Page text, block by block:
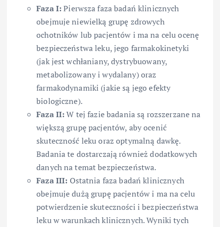
Faza I:Pierwsza faza badań klinicznych
obejmuje niewielką grupę zdrowych
ochotników lub pacjentów i ma na celu ocenę
bezpieczeństwa leku, jego farmakokinetyki
(jak jest wchłaniany, dystrybuowany,
metabolizowany i wydalany) oraz
farmakodynamiki (jakie są jego efekty
biologiczne).
Faza II:W tej fazie badania są rozszerzane na
większą grupę pacjentów, aby ocenić
skuteczność leku oraz optymalną dawkę.
Badania te dostarczają również dodatkowych
danych na temat bezpieczeństwa.
Faza III: Ostatnia faza badań klinicznych
obejmuje dużą grupę pacjentów i ma na celu
potwierdzenie skuteczności i bezpieczeństwa
leku w warunkach klinicznych. Wyniki tych